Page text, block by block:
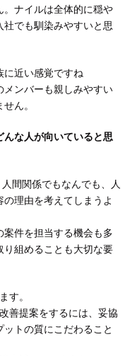
。ナイルは全体的に穏や
でも馴染みやすいと思
に近い感覚ですね
メンバーも親しみやすい
ん。
な人が向いていると思
人間関係でもなんでも、人
理由を考えてしまうよ
案件を担当する機会も多
り組めることも大切な要
す。
善提案をするには、妥協
トの質にこだわること